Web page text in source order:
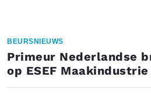
BEURSNIEUWS
Primeur Nederlandse
op ESEF